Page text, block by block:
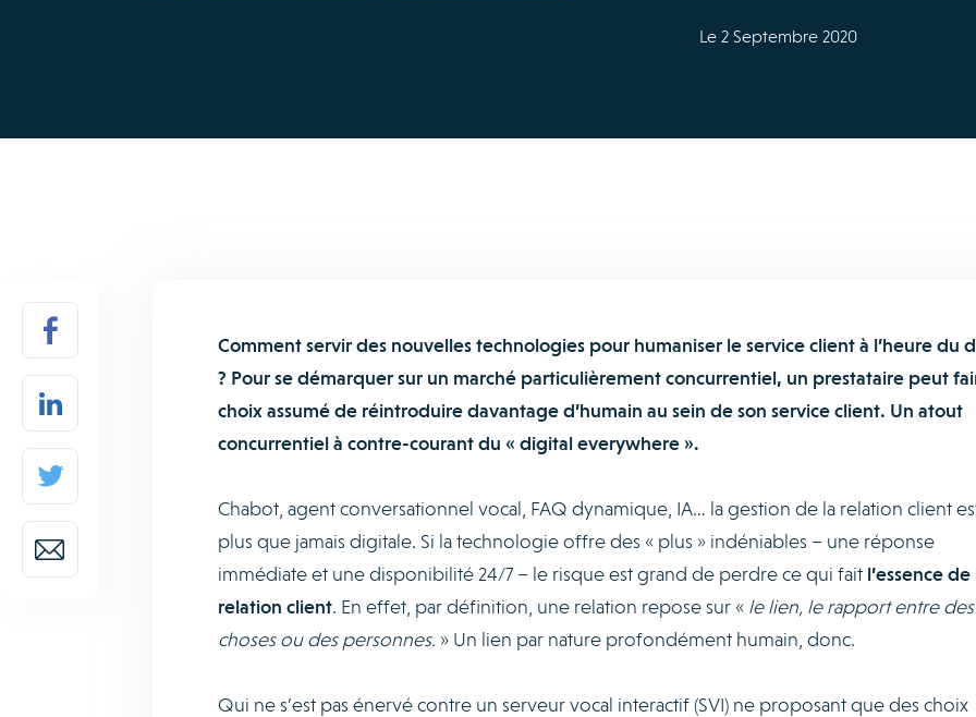
Le 2 Septembre 2020
Comment servir des nouvelles technologies pour humaniser le service client à l’heure du
? Pour se démarquer sur un marché particulièrement concurrentiel, un prestataire peut
choix assumé de réintroduire davantage d’humain au sein de son service client. Un atout
concurrentiel à contre-courant du « digital everywhere ».
Chabot, agent conversationnel vocal, FAQ dynamique, IA… la gestion de la relation client
plus que jamais digitale. Si la technologie offre des « plus » indéniables – une réponse
immédiate et une disponibilité 24/7 – le risque est grand de perdre ce qui fait l’essence de
relation client. En effet, par définition, une relation repose sur « le lien, le rapport entre des
choses ou des personnes. » Un lien par nature profondément humain, donc.
Qui ne s’est pas énervé contre un serveur vocal interactif (SVI) ne proposant que des choix